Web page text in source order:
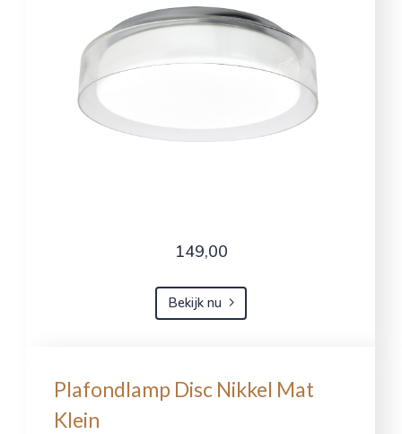
149,00
Bekijk nu
Plafondlamp Disc Nikkel Mat
Klein